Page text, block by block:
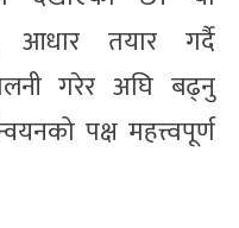
आधार तयार गर्दै
गरेर अघि बढ्नु
पक्ष महत्त्वपूर्ण